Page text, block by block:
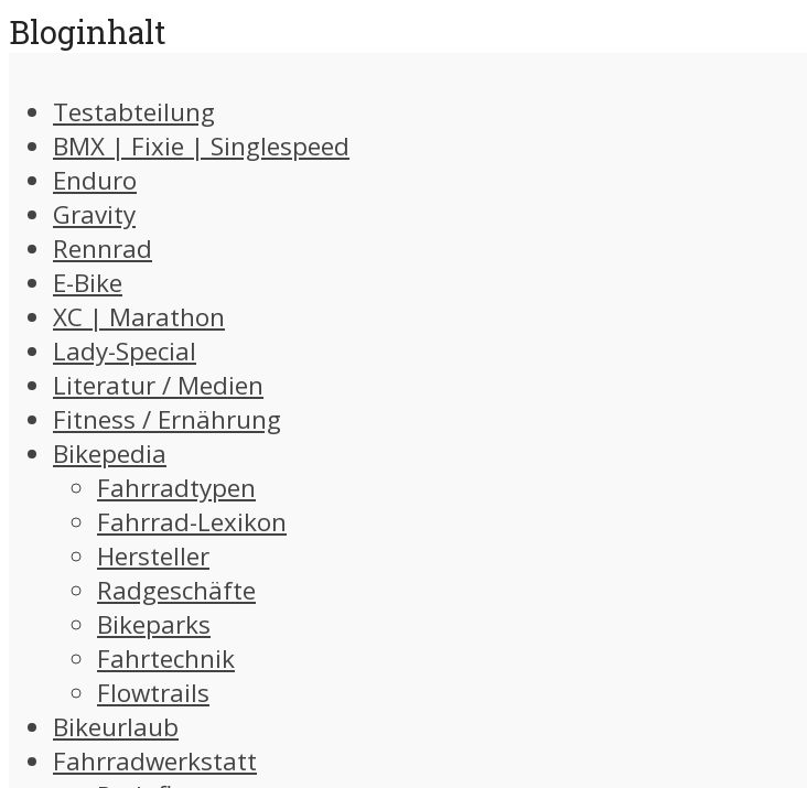
Bloginhalt
Testabteilung
BMX | Fixie | Singlespeed
Enduro
Gravity
Rennrad
E-Bike
XC | Marathon
Lady-Special
Literatur / Medien
Fitness / Ernährung
Bikepedia
Fahrradtypen
Fahrrad-Lexikon
Hersteller
Radgeschäfte
Bikeparks
Fahrtechnik
Flowtrails
Bikeurlaub
Fahrradwerkstatt